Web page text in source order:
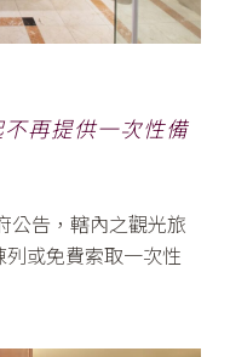
再提供一次性備
公告，轄內之觀光旅
或免費索取一次性